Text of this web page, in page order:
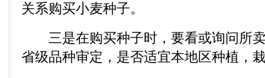
关系购买小麦种子。
三是在购买种子时，要看或询问所卖
省级品种审定，是否适宜本地区种植，